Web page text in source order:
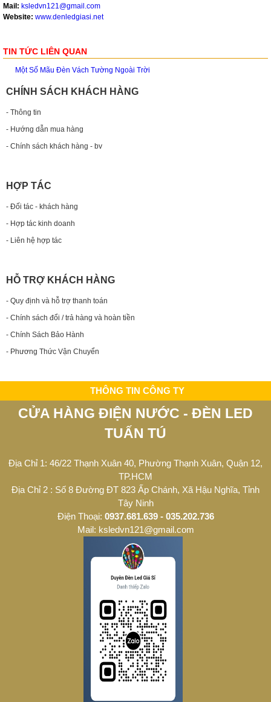
Mail: ksledvn121@gmail.com
Website: www.denledgiasi.net
TIN TỨC LIÊN QUAN
Một Số Mãu Đèn Vách Tường Ngoài Trời
CHÍNH SÁCH KHÁCH HÀNG
- Thông tin
- Hướng dẫn mua hàng
- Chính sách khách hàng - bv
HỢP TÁC
- Đối tác - khách hàng
- Hợp tác kinh doanh
- Liên hệ hợp tác
HỖ TRỢ KHÁCH HÀNG
- Quy định và hỗ trợ thanh toán
- Chính sách đổi / trả hàng và hoàn tiền
- Chính Sách Bảo Hành
- Phương Thức Vận Chuyển
THÔNG TIN CÔNG TY
CỬA HÀNG ĐIỆN NƯỚC - ĐÈN LED
TUẤN TÚ
Địa Chỉ 1: 46/22 Thạnh Xuân 40, Phường Thạnh Xuân, Quận 12,
TP.HCM
Địa Chỉ 2 : Số 8 Đường ĐT 823 Ấp Chánh, Xã Hậu Nghĩa, Tỉnh
Tây Ninh
Điện Thoại: 0937.681.639 - 035.202.736
Mail: ksledvn121@gmail.com